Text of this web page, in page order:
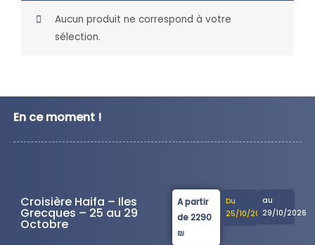
Aucun produit ne correspond à votre
sélection.
En ce moment !
Croisière Haifa – Iles
Grecques – 25 au 29
Octobre
A partir
de 2290
₪
Du
25/10/2026
au
29/10/2026